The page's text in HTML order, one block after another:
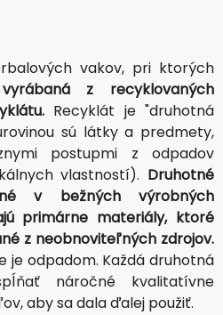
vakov, pri ktorých
vyrábaná z recyklovaných
Recyklát je "druhotná
sú látky a predmety,
postupmi z odpadov
vlastností). Druhotné
v bežných výrobných
primárne materiály, ktoré
z neobnoviteľných zdrojov.
je odpadom. Každá druhotná
náročné kvalitatívne
aby sa dala ďalej použiť.